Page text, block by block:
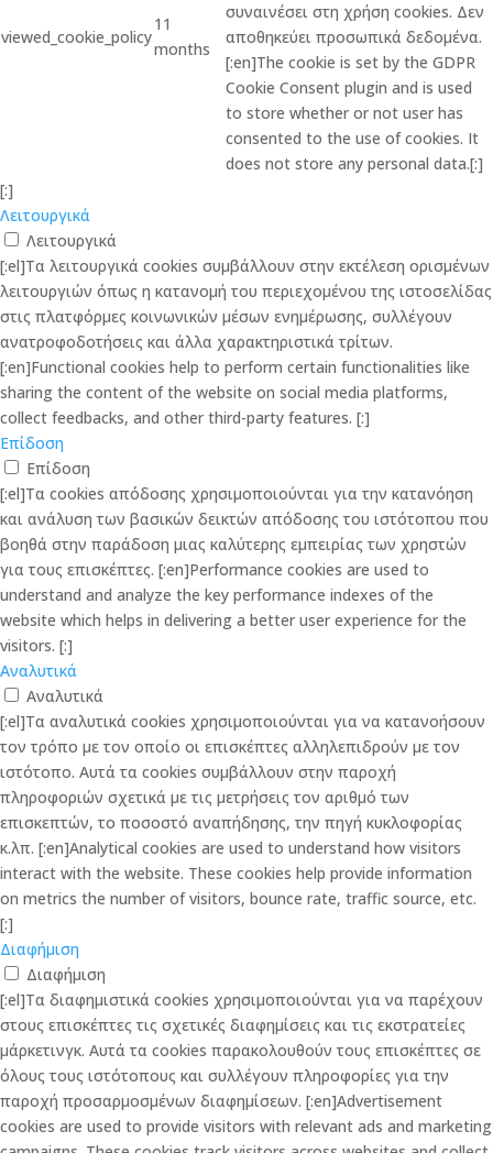
viewed_cookie_policy
11
months
συναινέσει στη χρήση cookies. Δεν
αποθηκεύει προσωπικά δεδομένα.
[:en]The cookie is set by the GDPR
Cookie Consent plugin and is used
to store whether or not user has
consented to the use of cookies. It
does not store any personal data.[:]
[:]
Λειτουργικά
Λειτουργικά
[:el]Τα λειτουργικά cookies συμβάλλουν στην εκτέλεση ορισμένων
λειτουργιών όπως η κατανομή του περιεχομένου της ιστοσελίδας
στις πλατφόρμες κοινωνικών μέσων ενημέρωσης, συλλέγουν
ανατροφοδοτήσεις και άλλα χαρακτηριστικά τρίτων.
[:en]Functional cookies help to perform certain functionalities like
sharing the content of the website on social media platforms,
collect feedbacks, and other third-party features. [:]
Επίδοση
Επίδοση
[:el]Τα cookies απόδοσης χρησιμοποιούνται για την κατανόηση
και ανάλυση των βασικών δεικτών απόδοσης του ιστότοπου που
βοηθά στην παράδοση μιας καλύτερης εμπειρίας των χρηστών
για τους επισκέπτες. [:en]Performance cookies are used to
understand and analyze the key performance indexes of the
website which helps in delivering a better user experience for the
visitors. [:]
Αναλυτικά
Αναλυτικά
[:el]Τα αναλυτικά cookies χρησιμοποιούνται για να κατανοήσουν
τον τρόπο με τον οποίο οι επισκέπτες αλληλεπιδρούν με τον
ιστότοπο. Αυτά τα cookies συμβάλλουν στην παροχή
πληροφοριών σχετικά με τις μετρήσεις τον αριθμό των
επισκεπτών, το ποσοστό αναπήδησης, την πηγή κυκλοφορίας
κ.λπ. [:en]Analytical cookies are used to understand how visitors
interact with the website. These cookies help provide information
on metrics the number of visitors, bounce rate, traffic source, etc.
[:]
Διαφήμιση
Διαφήμιση
[:el]Τα διαφημιστικά cookies χρησιμοποιούνται για να παρέχουν
στους επισκέπτες τις σχετικές διαφημίσεις και τις εκστρατείες
μάρκετινγκ. Αυτά τα cookies παρακολουθούν τους επισκέπτες σε
όλους τους ιστότοπους και συλλέγουν πληροφορίες για την
παροχή προσαρμοσμένων διαφημίσεων. [:en]Advertisement
cookies are used to provide visitors with relevant ads and marketing